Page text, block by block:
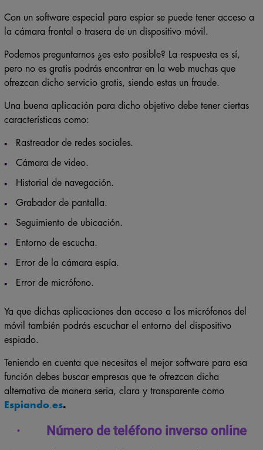
Con un software especial para espiar se puede tener acceso a
la cámara frontal o trasera de un dispositivo móvil.
Podemos preguntarnos ¿es esto posible? La respuesta es sí,
pero no es gratis podrás encontrar en la web muchas que
ofrezcan dicho servicio gratis, siendo estas un fraude.
Una buena aplicación para dicho objetivo debe tener ciertas
características como:
Rastreador de redes sociales.
Cámara de video.
Historial de navegación.
Grabador de pantalla.
Seguimiento de ubicación.
Entorno de escucha.
Error de la cámara espía.
Error de micrófono.
Ya que dichas aplicaciones dan acceso a los micrófonos del
móvil también podrás escuchar el entorno del dispositivo
espiado.
Teniendo en cuenta que necesitas el mejor software para esa
función debes buscar empresas que te ofrezcan dicha
alternativa de manera seria, clara y transparente como
Espiando.es.
· Número de teléfono inverso online